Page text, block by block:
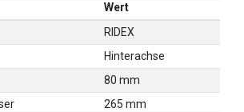
Wert
RIDEX
Hinterachse
80 mm
265 mm